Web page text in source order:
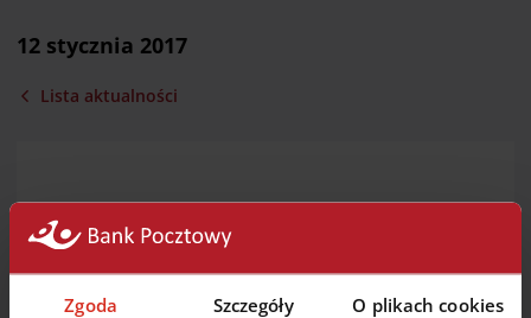
Zgoda Szczegóły O plikach cookies
12 stycznia 2017
Lista aktualności
W związku z planowanymi pracami serwisowymi,
stycznia 2017 r
. w godzinach
przerwa w obsłudze kart płatniczych Banku
Pocztowego
. Za utrudnienia przepraszamy.